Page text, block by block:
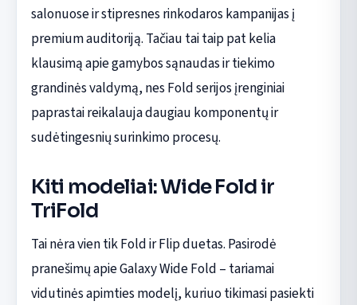
salonuose ir stipresnes rinkodaros kampanijas į
premium auditoriją. Tačiau tai taip pat kelia
klausimą apie gamybos sąnaudas ir tiekimo
grandinės valdymą, nes Fold serijos įrenginiai
paprastai reikalauja daugiau komponentų ir
sudėtingesnių surinkimo procesų.
Kiti modeliai: Wide Fold ir
TriFold
Tai nėra vien tik Fold ir Flip duetas. Pasirodė
pranešimų apie Galaxy Wide Fold – tariamai
vidutinės apimties modelį, kuriuo tikimasi pasiekti